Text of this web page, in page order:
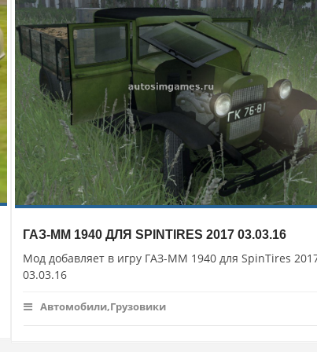
ГАЗ-ММ 1940 ДЛЯ SPINTIRES 2017 03.03.16
Мод добавляет в игру ГАЗ-ММ 1940 для SpinTires
03.03.16
Автомобили,Грузовики